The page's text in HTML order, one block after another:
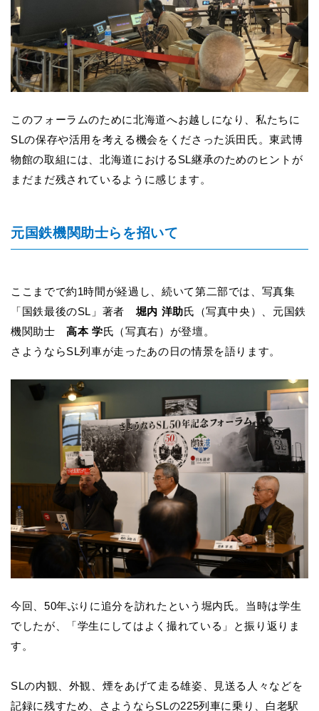
このフォーラムのために北海道へお越しになり、私たちに
SLの保存や活用を考える機会をくださった浜田氏。東武博
物館の取組には、北海道におけるSL継承のためのヒントが
まだまだ残されているように感じます。
元国鉄機関助士らを招いて
ここまでで約1時間が経過し、続いて第二部では、写真集
「国鉄最後のSL」著者堀内 洋助氏（写真中央）、元国鉄
機関助士高本 学氏（写真右）が登壇。
さようならSL列車が走ったあの日の情景を語ります。
今回、50年ぶりに追分を訪れたという堀内氏。当時は学生
でしたが、「学生にしてはよく撮れている」と振り返りま
す。
SLの内観、外観、煙をあげて走る雄姿、見送る人々などを
記録に残すため、さようならSLの225列車に乗り、白老駅